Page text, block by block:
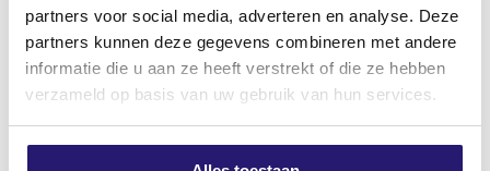
partners voor social media, adverteren en analyse. Deze
partners kunnen deze gegevens combineren met andere
informatie die u aan ze heeft verstrekt of die ze hebben
verzameld op basis van uw gebruik van hun services.
Planches de terrasse
Panneaux de clôture
Revêtement de façade
Abris et maisons d’été